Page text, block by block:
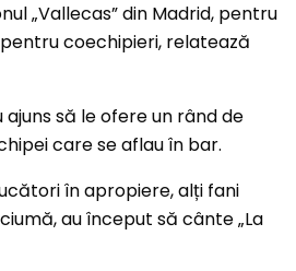
„Vallecas” din Madrid, pentru
coechipieri, relatează
ajuns să le ofere un rând de
care se aflau în bar.
în apropiere, alți fani
au început să cânte „La